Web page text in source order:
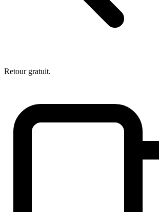
Retour gratuit.